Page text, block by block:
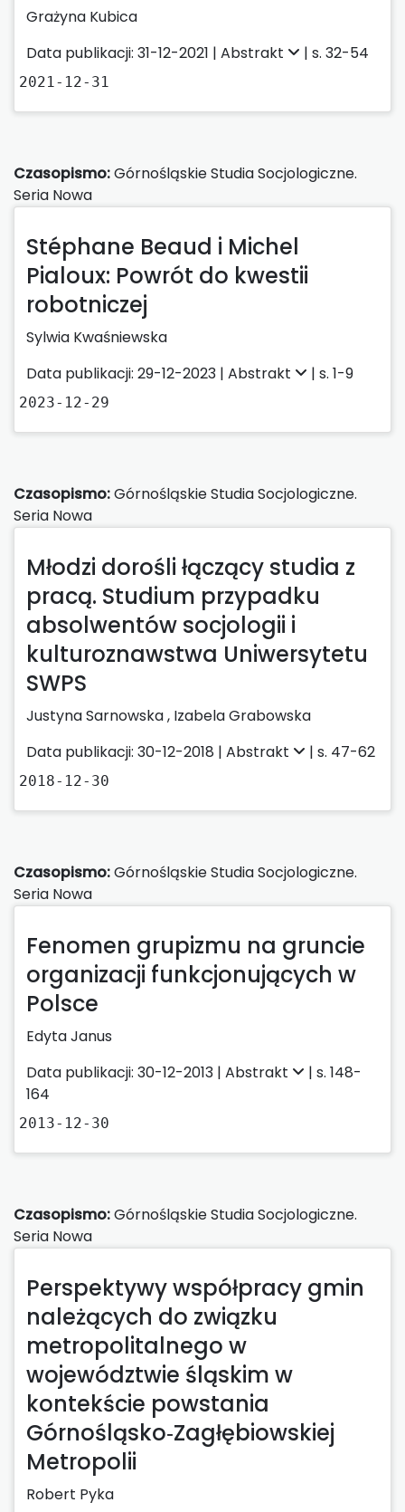
Grażyna Kubica
Data publikacji: 31-12-2021 | Abstrakt | s. 32-54
2021-12-31
Czasopismo:Górnośląskie Studia Socjologiczne.
Seria Nowa
Stéphane Beaud i Michel
Pialoux: Powrót do kwestii
robotniczej
Sylwia Kwaśniewska
Data publikacji: 29-12-2023 | Abstrakt | s. 1-9
2023-12-29
Czasopismo:Górnośląskie Studia Socjologiczne.
Seria Nowa
Młodzi dorośli łączący studia z
pracą. Studium przypadku
absolwentów socjologii i
kulturoznawstwa Uniwersytetu
SWPS
Justyna Sarnowska , Izabela Grabowska
Data publikacji: 30-12-2018 | Abstrakt | s. 47-62
2018-12-30
Czasopismo:Górnośląskie Studia Socjologiczne.
Seria Nowa
Fenomen grupizmu na gruncie
organizacji funkcjonujących w
Polsce
Edyta Janus
Data publikacji: 30-12-2013 | Abstrakt
| s. 148-
164
2013-12-30
Czasopismo:Górnośląskie Studia Socjologiczne.
Seria Nowa
Perspektywy współpracy gmin
należących do związku
metropolitalnego w
województwie śląskim w
kontekście powstania
Górnośląsko‑Zagłębiowskiej
Metropolii
Robert Pyka